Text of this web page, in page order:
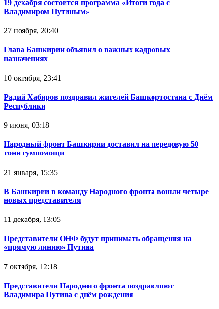
19 декабря состоится программа «Итоги года с
Владимиром Путиным»
27 ноября, 20:40
Глава Башкирии объявил о важных кадровых
назначениях
10 октября, 23:41
Радий Хабиров поздравил жителей Башкортостана с Днём
Республики
9 июня, 03:18
Народный фронт Башкирии доставил на передовую 50
тонн гумпомощи
21 января, 15:35
В Башкирии в команду Народного фронта вошли четыре
новых представителя
11 декабря, 13:05
Представители ОНФ будут принимать обращения на
«прямую линию» Путина
7 октября, 12:18
Представители Народного фронта поздравляют
Владимира Путина с днём рождения